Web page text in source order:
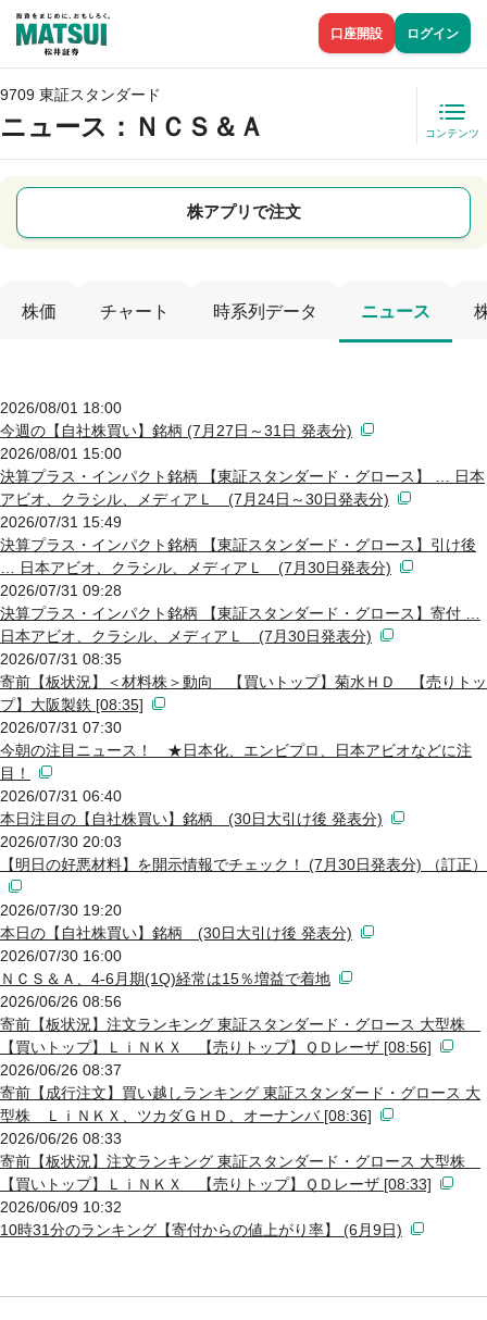
口座開設 ログイン
9709 東証スタンダード
ニュース ：ＮＣＳ＆Ａ コンテンツ
株アプリで注文
株価 チャート 時系列データ ニュース
2026/08/01 18:00
今週の【自社株買い】銘柄 (7月27日～31日 発表分)
2026/08/01 15:00
決算プラス・インパクト銘柄 【東証スタンダード・グロース】 … 日本
アビオ、クラシル、メディアＬ (7月24日～30日発表分)
2026/07/31 15:49
決算プラス・インパクト銘柄 【東証スタンダード・グロース】引け後
… 日本アビオ、クラシル、メディアＬ (7月30日発表分)
2026/07/31 09:28
決算プラス・インパクト銘柄 【東証スタンダード・グロース】寄付 …
日本アビオ、クラシル、メディアＬ (7月30日発表分)
2026/07/31 08:35
寄前【板状況】＜材料株＞動向 【買いトップ】菊水ＨＤ 【売りトッ
プ】大阪製鉄 [08:35]
2026/07/31 07:30
今朝の注目ニュース！ ★日本化、エンビプロ、日本アビオなどに注
目！
2026/07/31 06:40
本日注目の【自社株買い】銘柄 (30日大引け後 発表分)
2026/07/30 20:03
【明日の好悪材料】を開示情報でチェック！ (7月30日発表分) （訂正）
2026/07/30 19:20
本日の【自社株買い】銘柄 (30日大引け後 発表分)
2026/07/30 16:00
ＮＣＳ＆Ａ、4-6月期(1Q)経常は15％増益で着地
2026/06/26 08:56
寄前【板状況】注文ランキング 東証スタンダード・グロース 大型株
【買いトップ】ＬｉＮＫＸ 【売りトップ】ＱＤレーザ [08:56]
2026/06/26 08:37
寄前【成行注文】買い越しランキング 東証スタンダード・グロース 大
型株 ＬｉＮＫＸ、ツカダＧＨＤ、オーナンバ [08:36]
2026/06/26 08:33
寄前【板状況】注文ランキング 東証スタンダード・グロース 大型株
【買いトップ】ＬｉＮＫＸ 【売りトップ】ＱＤレーザ [08:33]
2026/06/09 10:32
10時31分のランキング【寄付からの値上がり率】 (6月9日)